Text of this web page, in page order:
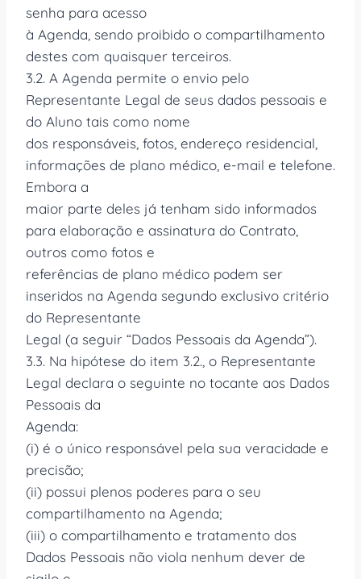
senha para acesso
à Agenda, sendo proibido o compartilhamento
destes com quaisquer terceiros.
3.2. A Agenda permite o envio pelo
Representante Legal de seus dados pessoais e
do Aluno tais como nome
dos responsáveis, fotos, endereço residencial,
informações de plano médico, e-mail e telefone.
Embora a
maior parte deles já tenham sido informados
para elaboração e assinatura do Contrato,
outros como fotos e
referências de plano médico podem ser
inseridos na Agenda segundo exclusivo critério
do Representante
Legal (a seguir “Dados Pessoais da Agenda”).
3.3. Na hipótese do item 3.2., o Representante
Legal declara o seguinte no tocante aos Dados
Pessoais da
Agenda:
(i) é o único responsável pela sua veracidade e
precisão;
(ii) possui plenos poderes para o seu
compartilhamento na Agenda;
(iii) o compartilhamento e tratamento dos
Dados Pessoais não viola nenhum dever de